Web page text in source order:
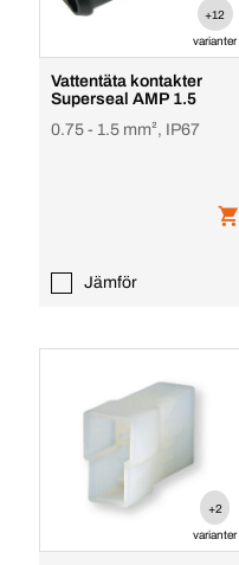
+12
varianter
Vattentäta kontakter
Superseal AMP 1.5
0.75 - 1.5 mm², IP67
Jämför
+2
varianter